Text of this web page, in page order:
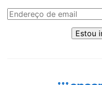
Estou